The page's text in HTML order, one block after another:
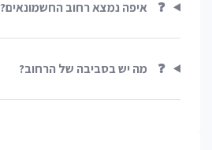
❓ איפה נמצא רחוב החשמונאים?
❓ מה יש בסביבה של הרחוב?